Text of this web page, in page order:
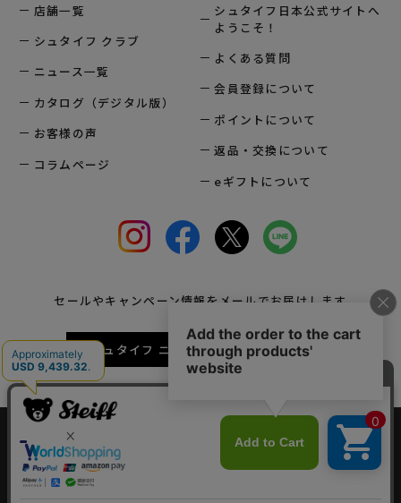
店舗一覧
シュタイフ クラブ
ニュース一覧
カタログ（デジタル版）
お客様の声
コラムページ
シュタイフ日本公式サイトへ
ようこそ！
よくある質問
会員登録について
ポイントについて
返品・交換について
eギフトについて
セールやキャンペーン情報をメールでお届けします
シュタイフ ニュースレターに登録する
会社概要
採用情報
サイトポリシー
特定商取引法に関する表示